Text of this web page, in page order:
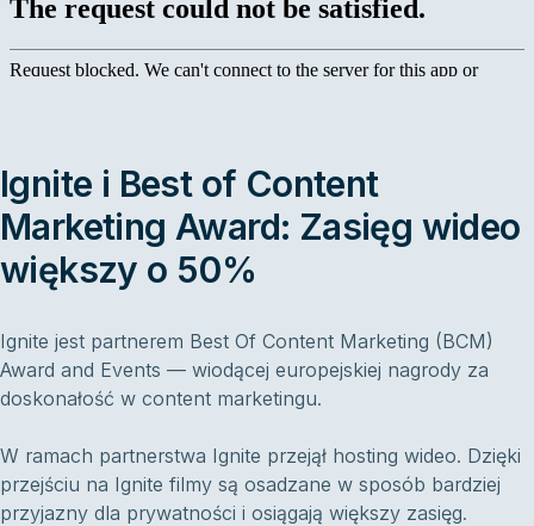
Ignite i Best of Content
Marketing Award: Zasięg wideo
większy o 50%
Ignite jest partnerem Best Of Content Marketing (BCM)
Award and Events — wiodącej europejskiej nagrody za
doskonałość w content marketingu.
W ramach partnerstwa Ignite przejął hosting wideo. Dzięki
przejściu na Ignite filmy są osadzane w sposób bardziej
przyjazny dla prywatności i osiągają większy zasięg.